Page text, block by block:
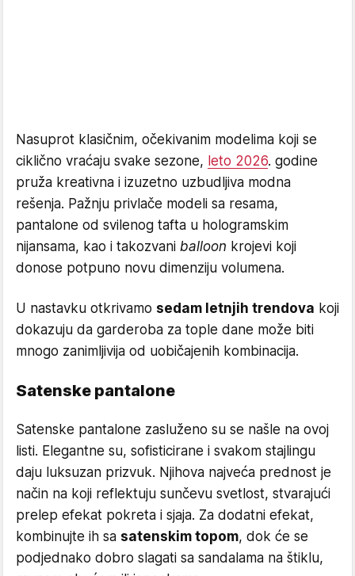
Nasuprot klasičnim, očekivanim modelima koji se
ciklično vraćaju svake sezone, leto 2026. godine
pruža kreativna i izuzetno uzbudljiva modna
rešenja. Pažnju privlače modeli sa resama,
pantalone od svilenog tafta u hologramskim
nijansama, kao i takozvani balloon krojevi koji
donose potpuno novu dimenziju volumena.
U nastavku otkrivamo sedam letnjih trendova koji
dokazuju da garderoba za tople dane može biti
mnogo zanimljivija od uobičajenih kombinacija.
Satenske pantalone
Satenske pantalone zasluženo su se našle na ovoj
listi. Elegantne su, sofisticirane i svakom stajlingu
daju luksuzan prizvuk. Njihova najveća prednost je
način na koji reflektuju sunčevu svetlost, stvarajući
prelep efekat pokreta i sjaja. Za dodatni efekat,
kombinujte ih sa satenskim topom, dok će se
podjednako dobro slagati sa sandalama na štiklu,